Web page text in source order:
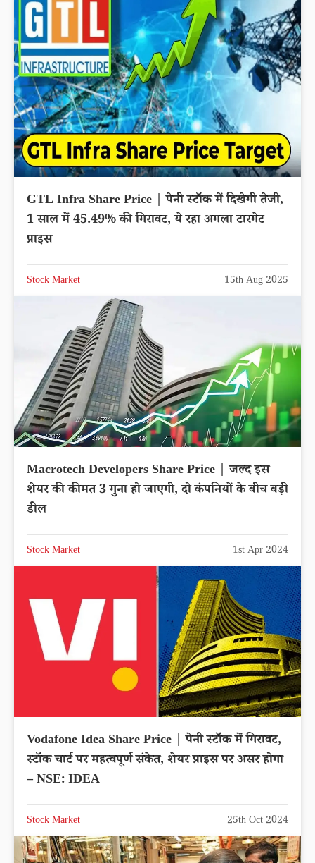
GTL Infra Share Price | पेनी स्टॉक में दिखेगी तेजी,
1 साल में 45.49% की गिरावट, ये रहा अगला टारगेट
प्राइस
Stock Market 15th Aug 2025
Macrotech Developers Share Price | जल्द इस
शेयर की कीमत 3 गुना हो जाएगी, दो कंपनियों के बीच बड़ी
डील
Stock Market 1st Apr 2024
Vodafone Idea Share Price | पेनी स्टॉक में गिरावट,
स्टॉक चार्ट पर महत्वपूर्ण संकेत, शेयर प्राइस पर असर होगा
– NSE: IDEA
Stock Market 25th Oct 2024